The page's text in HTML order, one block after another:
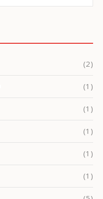
(2)
(1)
(1)
(1)
(1)
(1)